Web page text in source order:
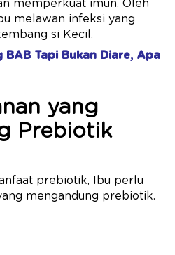
memperkuat imun. Oleh
melawan infeksi yang
si Kecil.
BAB Tapi Bukan Diare, Apa
yang
Prebiotik
prebiotik, Ibu perlu
mengandung prebiotik.